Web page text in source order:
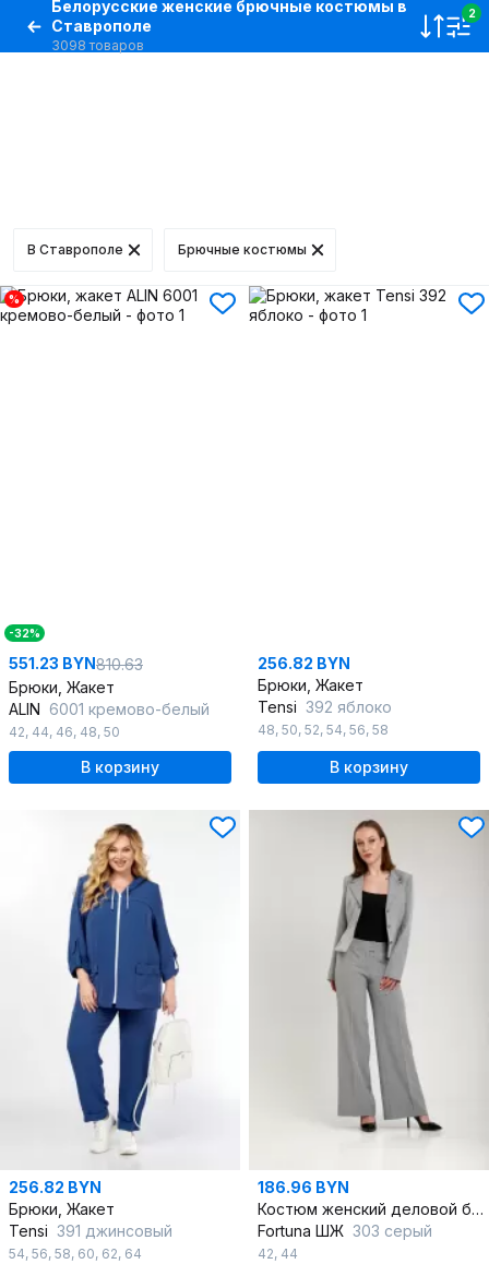
Белорусские женские брючные костюмы в
Ставрополе
3098 товаров
2
В Ставрополе Брючные костюмы
%
-32%
551.23 BYN810.63
Брюки, Жакет
ALIN 6001 кремово-белый
42, 44, 46, 48, 50
В корзину
256.82 BYN
Брюки, Жакет
Tensi 392 яблоко
48, 50, 52, 54, 56, 58
В корзину
256.82 BYN
Брюки, Жакет
Tensi 391 джинсовый
54, 56, 58, 60, 62, 64
186.96 BYN
Костюм женский деловой брюки и жакет полуприлегающий
Fortuna ШЖ 303 серый
42, 44